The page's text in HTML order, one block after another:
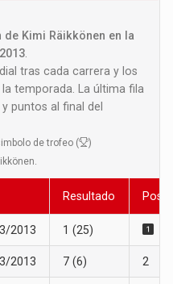
de Kimi Räikkönen en la
tras cada carrera y los
temporada. La última fila
puntos al final del
de trofeo (
)
Resultado
2013 1 (25)
2013 7 (6) 2